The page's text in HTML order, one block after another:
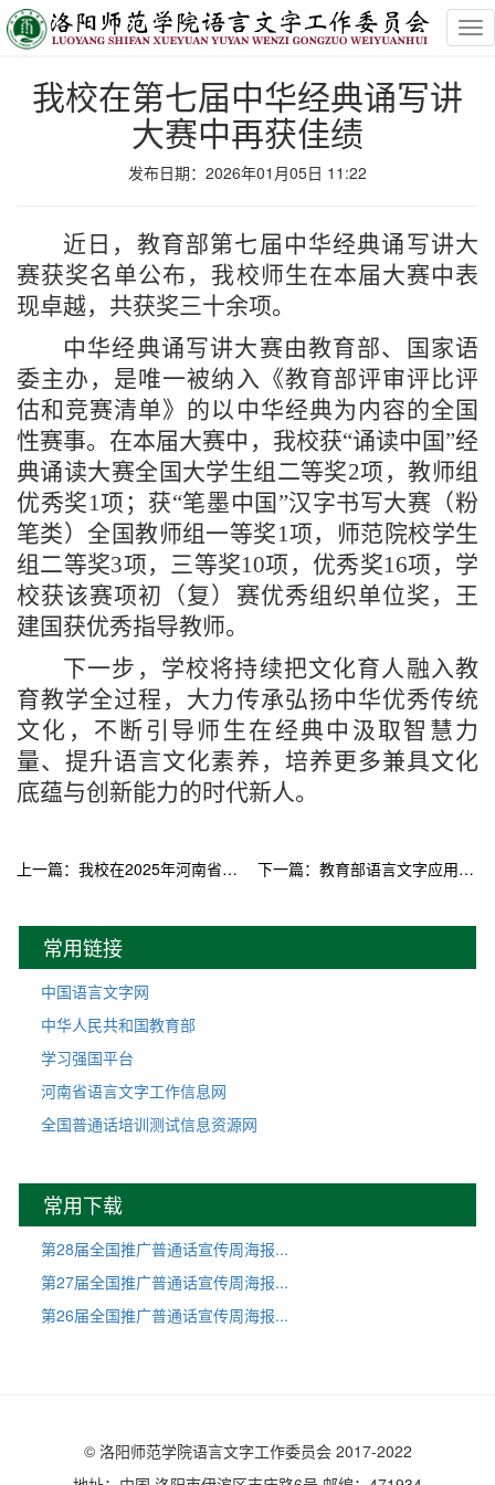
我校在第七届中华经典诵写讲
大赛中再获佳绩
发布日期：2026年01月05日 11:22
近日，教育部第七届中华经典诵写讲大
赛获奖名单公布，我校师生在本届大赛中表
现卓越，共获奖三十余项。
中华经典诵写讲大赛由教育部、国家语
委主办，是唯一被纳入《教育部评审评比评
估和竞赛清单》的以中华经典为内容的全国
性赛事。在本届大赛中，我校获“诵读中国”经
典诵读大赛全国大学生组二等奖2项，教师组
优秀奖1项；获“笔墨中国”汉字书写大赛（粉
笔类）全国教师组一等奖1项，师范院校学生
组二等奖3项，三等奖10项，优秀奖16项，学
校获该赛项初（复）赛优秀组织单位奖，王
建国获优秀指导教师。
下一步，学校将持续把文化育人融入教
育教学全过程，大力传承弘扬中华优秀传统
文化，不断引导师生在经典中汲取智慧力
量、提升语言文化素养，培养更多兼具文化
底蕴与创新能力的时代新人。
上一篇：我校在2025年河南省诗词大赛中喜获佳绩 下一篇：教育部语言文字应用管理司、共青团中央青年发展部向我校发来表扬信
常用链接
中国语言文字网
中华人民共和国教育部
学习强国平台
河南省语言文字工作信息网
全国普通话培训测试信息资源网
常用下载
第28届全国推广普通话宣传周海报...
第27届全国推广普通话宣传周海报...
第26届全国推广普通话宣传周海报...
© 洛阳师范学院语言文字工作委员会 2017-2022